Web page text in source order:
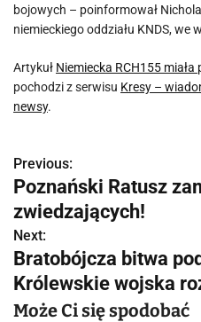
bojowych – poinformował
niemieckiego oddziału KNDS, we
Artykuł Niemiecka RCH155
pochodzi z serwisu Kresy –
newsy.
N
a
w
i
g
Previous:
Poznański Ratusz
zwiedzających!
Next:
Bratobójcza bitwa
Królewskie wojska
Może Ci się spodobać